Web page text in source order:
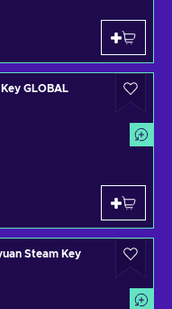
GLOBAL
Steam Key